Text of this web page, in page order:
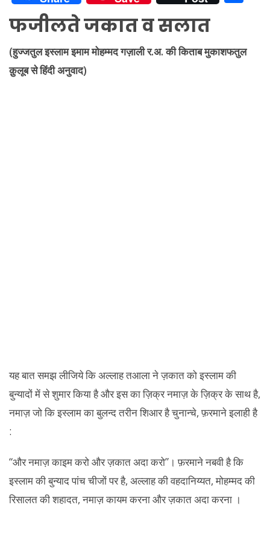
at
s
A
p
e
gr
a
m
itt
er
d
di
t
er
e
st
p
y
Li
ai
l
k
e
dI e
फजीलते जकात व सलात
(हुज्जतुल इस्लाम इमाम मोहम्मद गज़ाली र.अ. की किताब मुकाशफतुल
क़ुलूब से हिंदी अनुवाद)
यह बात समझ लीजिये कि अल्लाह तआला ने ज़कात को इस्लाम की
बुन्यादों में से शुमार किया है और इस का ज़िक्र नमाज़ के ज़िक्र के साथ है,
नमाज़ जो कि इस्लाम का बुलन्द तरीन शिआर है चुनान्चे, फ़रमाने इलाही है
:
“और नमाज़ काइम करो और ज़कात अदा करो”। फ़रमाने नबवी है कि
इस्लाम की बुन्याद पांच चीजों पर है, अल्लाह की वहदानिय्यत, मोहम्मद की
रिसालत की शहादत, नमाज़ कायम करना और ज़कात अदा करना ।